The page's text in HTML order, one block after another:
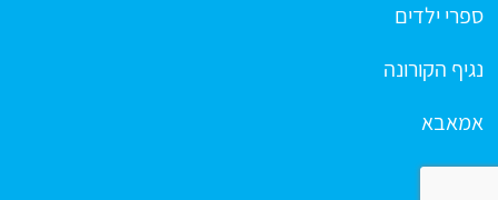
ספרי ילדים
נגיף הקורונה
אמאבא